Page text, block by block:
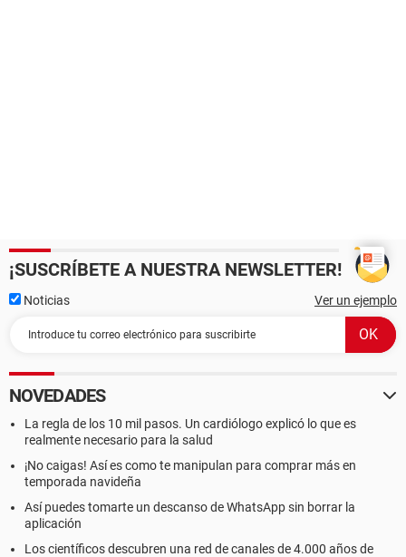
¡SUSCRÍBETE A NUESTRA NEWSLETTER!
Noticias Ver un ejemplo
NOVEDADES
La regla de los 10 mil pasos. Un cardiólogo explicó lo que es
realmente necesario para la salud
¡No caigas! Así es como te manipulan para comprar más en
temporada navideña
Así puedes tomarte un descanso de WhatsApp sin borrar la
aplicación
Los científicos descubren una red de canales de 4.000 años de